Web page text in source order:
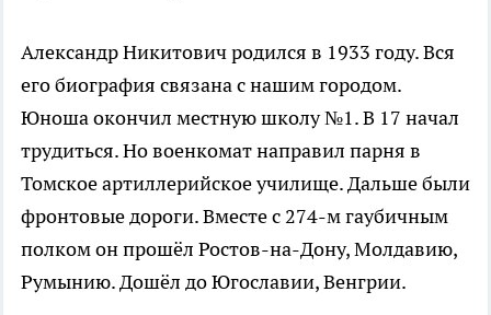
Александр Никитович родился в 1933 году. Вся
его биография связана с нашим городом.
Юноша окончил местную школу №1. В 17 начал
трудиться. Но военкомат направил парня в
Томское артиллерийское училище. Дальше были
фронтовые дороги. Вместе с 274-м гаубичным
полком он прошёл Ростов-на-Дону, Молдавию,
Румынию. Дошёл до Югославии, Венгрии.